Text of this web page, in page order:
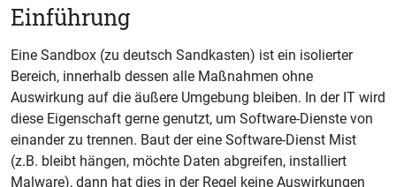
Einführung
Eine Sandbox (zu deutsch Sandkasten) ist ein isolierter
Bereich, innerhalb dessen alle Maßnahmen ohne
Auswirkung auf die äußere Umgebung bleiben. In der IT wird
diese Eigenschaft gerne genutzt, um Software-Dienste von
einander zu trennen. Baut der eine Software-Dienst Mist
(z.B. bleibt hängen, möchte Daten abgreifen, installiert
Malware), dann hat dies in der Regel keine Auswirkungen